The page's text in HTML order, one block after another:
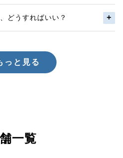
どうすればいい？
っと見る
一覧